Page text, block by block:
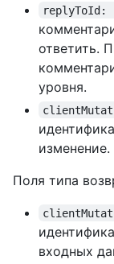
replyToId:
ответить.
уровня.
изменение.
Поля типа
входных